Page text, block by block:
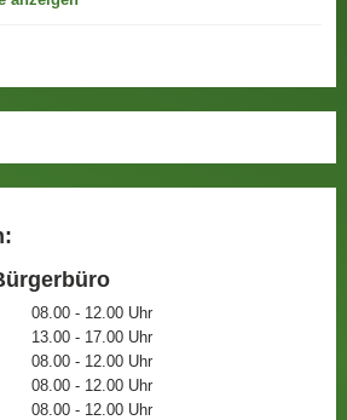
08.00 - 12.00 Uhr
13.00 - 17.00 Uhr
08.00 - 12.00 Uhr
08.00 - 12.00 Uhr
08.00 - 12.00 Uhr